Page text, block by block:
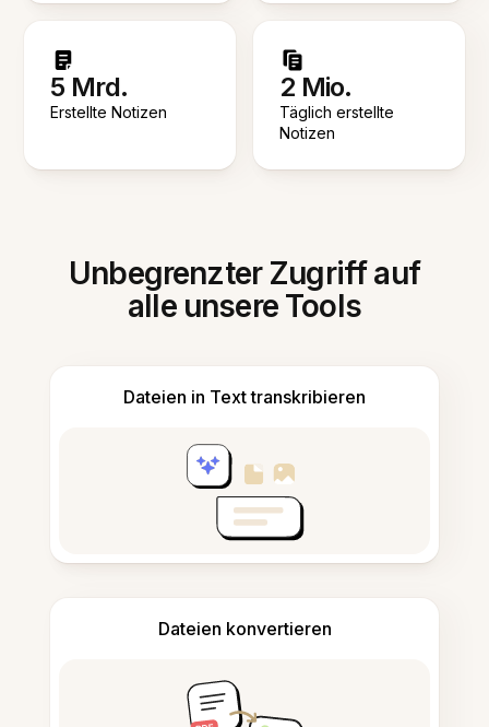
5 Mrd.
Erstellte Notizen
2 Mio.
Täglich erstellte
Notizen
Unbegrenzter Zugriff auf
alle unsere Tools
Dateien in Text transkribieren
Dateien konvertieren